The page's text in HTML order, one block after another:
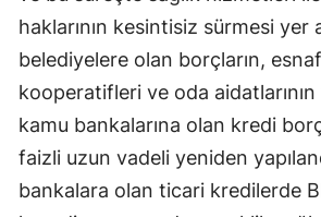
haklarının kesintisiz sürmesi yer
belediyelere olan borçların,
kooperatifleri ve oda aidatlarının
kamu bankalarına olan kredi
faizli uzun vadeli yeniden
bankalara olan ticari kredilerde